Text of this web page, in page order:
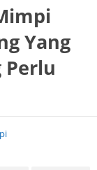
Yang
Perlu